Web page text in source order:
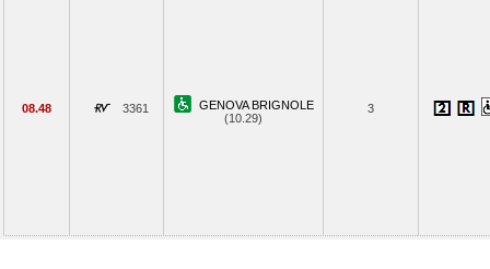
08.48 3361
GENOVA BRIGNOLE
(10.29)
3